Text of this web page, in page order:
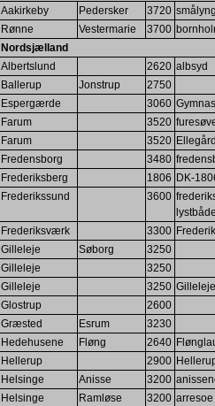
Aakirkeby
Pedersker 3720
Rønne
Vestermarie 3700
Nordsjælland
Albertslund
2620 albsyd
Ballerup
Jonstrup
2750
Espergærde
3060
Farum
3520
Farum
3520
Fredensborg
3480
Frederiksberg
1806 DK-
Frederikssund
3600
Frederiksværk
3300
Gilleleje
Søborg
3250
Gilleleje
3250
Gilleleje
3250
Glostrup
2600
Græsted
Esrum
3230
Hedehusene
Fløng 2640
Hellerup
2900
Helsinge
Anisse 3200
Helsinge
Ramløse 3200 arresoe